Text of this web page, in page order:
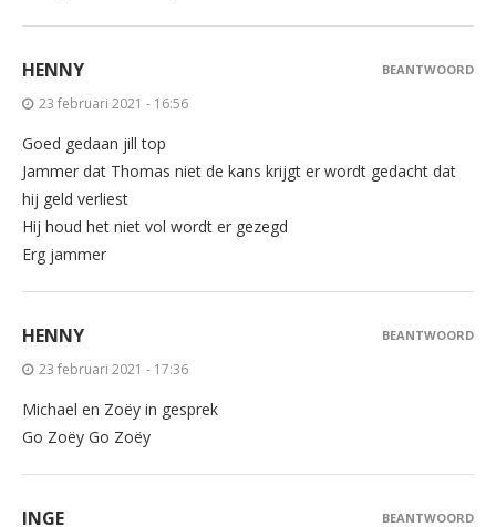
HENNY
23 februari 2021 - 16:56
Goed gedaan jill top
Jammer dat Thomas niet de kans krijgt er wordt gedacht dat
hij geld verliest
Hij houd het niet vol wordt er gezegd
Erg jammer
BEANTWOORD
HENNY
23 februari 2021 - 17:36
Michael en Zoëy in gesprek
Go Zoëy Go Zoëy
BEANTWOORD
INGE BEANTWOORD